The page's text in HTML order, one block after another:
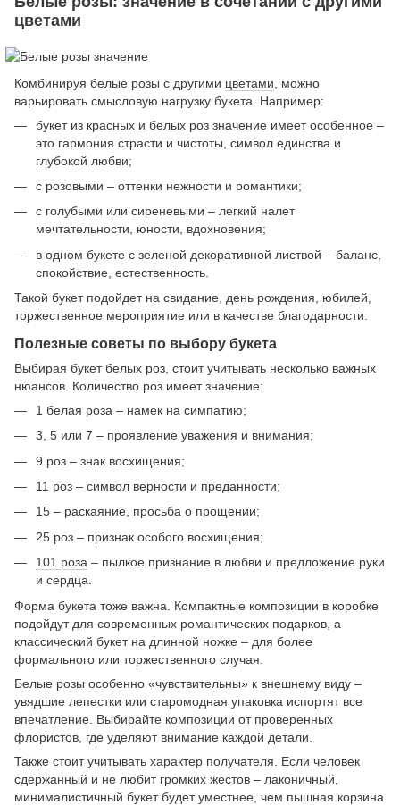
цветами
Комбинируя белые розы с другими цветами , можно
варьировать смысловую нагрузку букета. Например:
букет из красных и белых роз значение имеет особенное –
это гармония страсти и чистоты, символ единства и
глубокой любви;
с розовыми – оттенки нежности и романтики;
с голубыми или сиреневыми – легкий налет
мечтательности, юности, вдохновения;
в одном букете с зеленой декоративной листвой – баланс,
спокойствие, естественность.
Такой букет подойдет на свидание, день рождения, юбилей,
торжественное мероприятие или в качестве благодарности.
Полезные советы по выбору букета
Выбирая букет белых роз, стоит учитывать несколько важных
нюансов. Количество роз имеет значение:
1 белая роза – намек на симпатию;
3, 5 или 7 – проявление уважения и внимания;
9 роз – знак восхищения;
11 роз – символ верности и преданности;
15 – раскаяние, просьба о прощении;
25 роз – признак особого восхищения;
101 роза – пылкое признание в любви и предложение руки
и сердца.
Форма букета тоже важна. Компактные композиции в коробке
подойдут для современных романтических подарков, а
классический букет на длинной ножке – для более
формального или торжественного случая.
Белые розы особенно «чувствительны» к внешнему виду –
увядшие лепестки или старомодная упаковка испортят все
впечатление. Выбирайте композиции от проверенных
флористов, где уделяют внимание каждой детали.
Также стоит учитывать характер получателя. Если человек
сдержанный и не любит громких жестов – лаконичный,
минималистичный букет будет уместнее, чем пышная корзина